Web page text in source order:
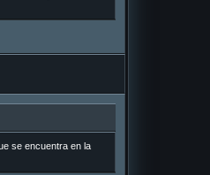
se encuentra en la